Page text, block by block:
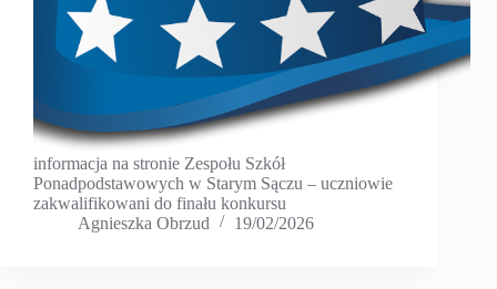
informacja na stronie Zespołu Szkół
Ponadpodstawowych w Starym Sączu – uczniowie
zakwalifikowani do finału konkursu
Agnieszka Obrzud
19/02/2026